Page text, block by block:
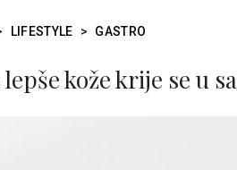
LIFESTYLE > GASTRO
kože krije se u